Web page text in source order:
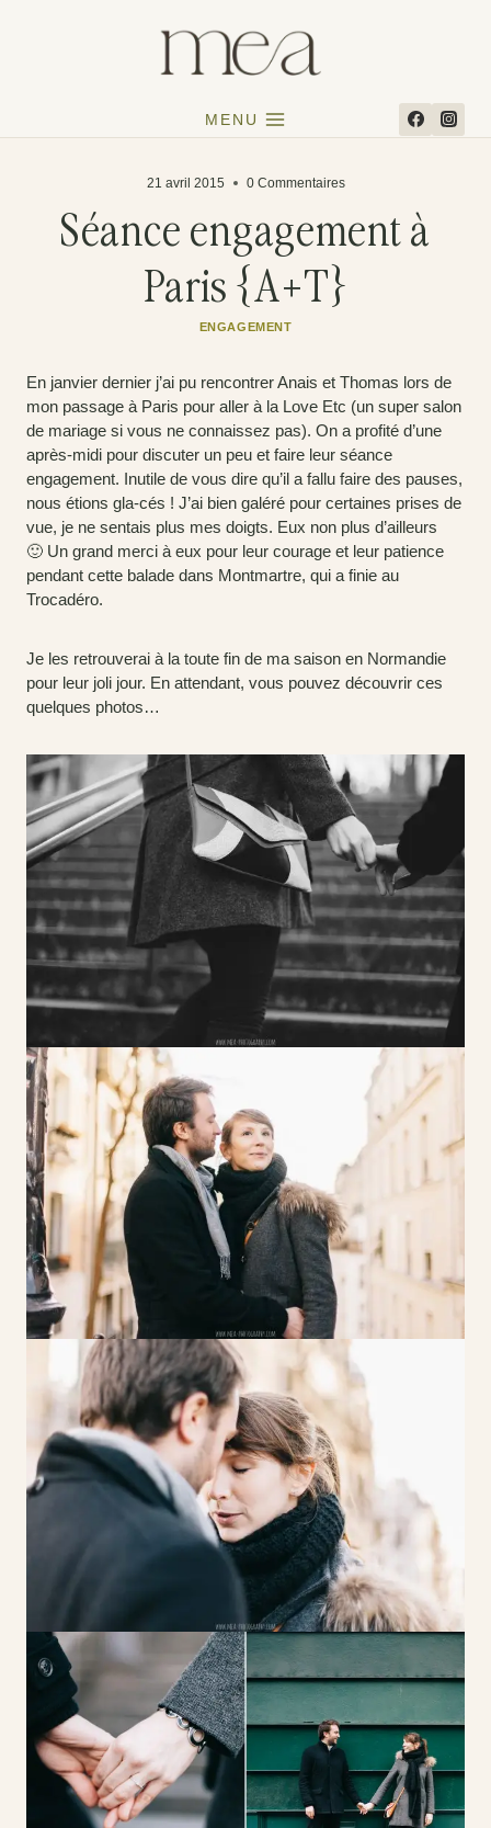
MENU
21 avril 2015 0 Commentaires
Séance engagement à
Paris {A+T}
ENGAGEMENT
En janvier dernier j’ai pu rencontrer Anais et Thomas lors de
mon passage à Paris pour aller à la Love Etc (un super salon
de mariage si vous ne connaissez pas). On a profité d’une
après-midi pour discuter un peu et faire leur séance
engagement. Inutile de vous dire qu’il a fallu faire des pauses,
nous étions gla-cés ! J’ai bien galéré pour certaines prises de
vue, je ne sentais plus mes doigts. Eux non plus d’ailleurs
🙂 Un grand merci à eux pour leur courage et leur patience
pendant cette balade dans Montmartre, qui a finie au
Trocadéro.
Je les retrouverai à la toute fin de ma saison en Normandie
pour leur joli jour. En attendant, vous pouvez découvrir ces
quelques photos…